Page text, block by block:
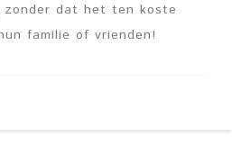
zonder dat het ten koste
familie of vrienden!